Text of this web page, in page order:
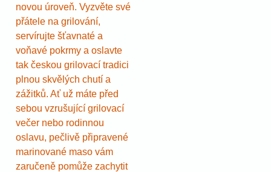
novou úroveň. Vyzvěte své
přátele na grilování,
servírujte šťavnaté a
voňavé pokrmy a oslavte
tak českou grilovací tradici
plnou skvělých chutí a
zážitků. Ať už máte před
sebou vzrušující grilovací
večer nebo rodinnou
oslavu, pečlivě připravené
marinované maso vám
zaručeně pomůže zachytit